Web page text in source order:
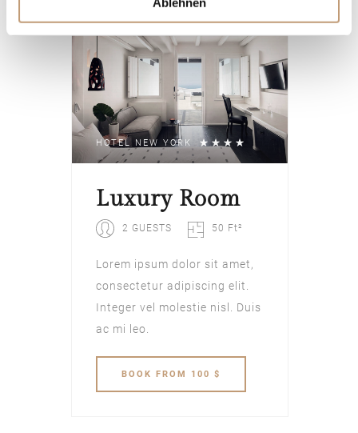
HOTEL NEW YORK
Luxury Room
2 GUESTS 50 Ft²
Lorem ipsum dolor sit amet,
consectetur adipiscing elit.
Integer vel molestie nisl. Duis
ac mi leo.
BOOK FROM 100 $